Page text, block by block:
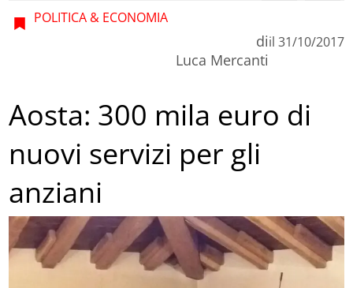
POLITICA & ECONOMIA
di
Luca Mercanti
il 31/10/2017
Aosta: 300 mila euro di
nuovi servizi per gli
anziani